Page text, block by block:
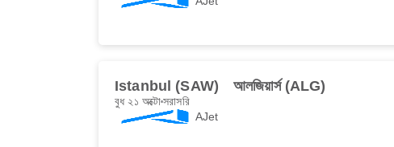
Istanbul (SAW) আলজিয়ার্স (ALG)
বুধ ২১ অক্টোসরাসরি
AJet